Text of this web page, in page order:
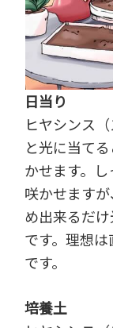
日当り
ヒヤシンス
と光に当て
かせます。
咲かせます
め出来るだ
です。理想
です。
培養土